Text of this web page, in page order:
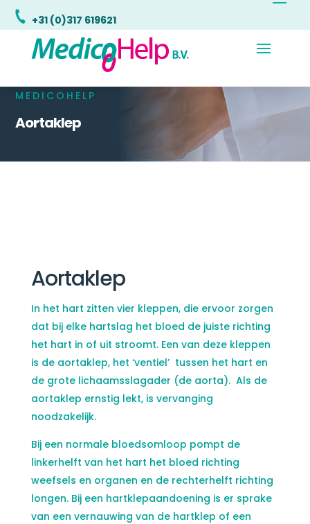
+31 (0)317 619621
MEDICOHELP
Aortaklep
Aortaklep
In het hart zitten vier kleppen, die ervoor zorgen
dat bij elke hartslag het bloed de juiste richting
het hart in of uit stroomt. Een van deze kleppen
is de aortaklep, het ‘ventiel’ tussen het hart en
de grote lichaamsslagader (de aorta). Als de
aortaklep ernstig lekt, is vervanging
noodzakelijk.
Bij een normale bloedsomloop pompt de
linkerhelft van het hart het bloed richting
weefsels en organen en de rechterhelft richting
longen. Bij een hartklepaandoening is er sprake
van een vernauwing van de hartklep of een